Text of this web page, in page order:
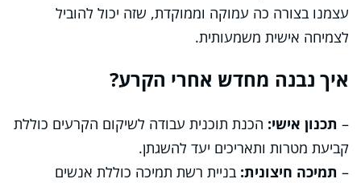
עצמנו בצורה כה עמוקה וממוקדת, שזה יכול להוביל
לצמיחה אישית משמעותית.
איך נבנה מחדש אחרי הקרע?
– תכנון אישי: הכנת תוכנית עבודה לשיקום הקרעים כוללת
קביעת מטרות ותאריכים יעד להשגתן.
– תמיכה חיצונית: בניית רשת תמיכה כוללת אנשים